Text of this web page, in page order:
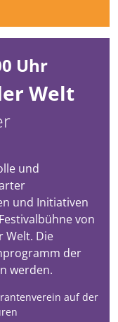
Uhr
Welt
und
und Initiativen
von
Welt. Die
der
werden.